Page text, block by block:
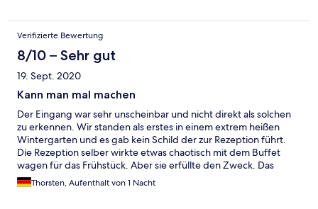
Verifizierte Bewertung
8/10 – Sehr gut
19. Sept. 2020
Kann man mal machen
Der Eingang war sehr unscheinbar und nicht direkt als solchen
zu erkennen. Wir standen als erstes in einem extrem heißen
Wintergarten und es gab kein Schild der zur Rezeption führt.
Die Rezeption selber wirkte etwas chaotisch mit dem Buffet
wagen für das Frühstück. Aber sie erfüllte den Zweck. Das
Personal war von der Freundlichkeit her ganz ok. Das Zimmer
war sauber und zweckmäßig. Wir hatten auch einen Hund
Thorsten, Aufenthalt von 1 Nacht